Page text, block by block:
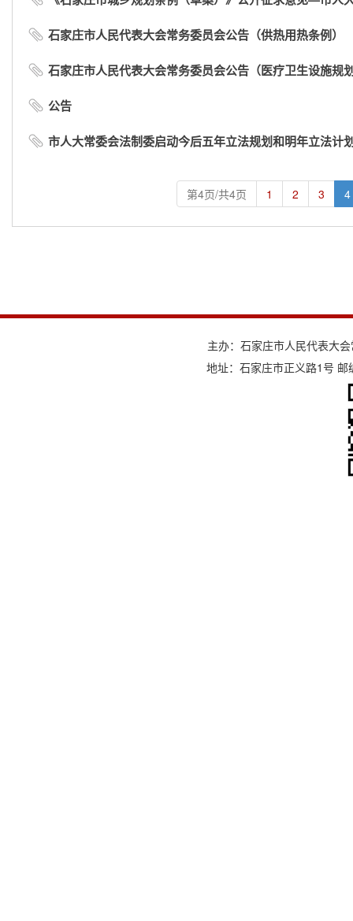
石家庄市人民代表大会常务委员会公告（供热用热条例）
石家庄市人民代表大会常务委员会公告（医疗卫生设施规
公告
市人大常委会法制委启动今后五年立法规划和明年立法计
第4页/共4页 1 2 3 4
主办：石家庄市人民代表大
地址：石家庄市正义路1号